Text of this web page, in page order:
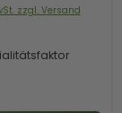
zzgl. Versand